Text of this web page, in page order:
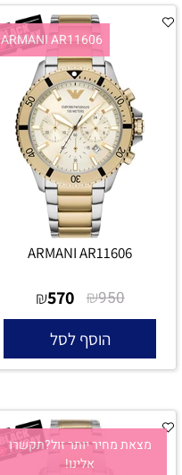
ARMANI AR11606
ARMANI AR11606
₪950
₪570
הוסף לסל
מצאת מחיר יותר זול?תקשרו
אלינו!